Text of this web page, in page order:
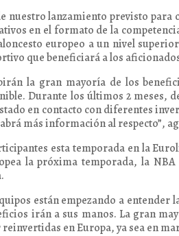
nuestro lanzamiento previsto para
en el formato de la
europeo a un nivel
que beneficiará a los
la gran mayoría de los
Durante los últimos 2 meses,
en contacto con diferentes
más información al respecto”,
esta temporada en la
la próxima temporada, la NBA
están empezando a
irán a sus manos. La gran
en Europa, ya sea en